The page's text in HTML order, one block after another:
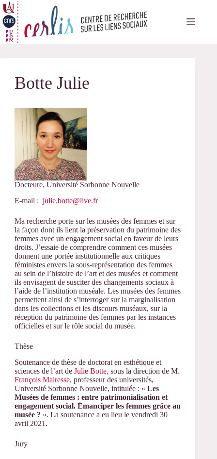
Passer
au
contenu
Botte Julie
Docteure, Université Sorbonne Nouvelle
E-mail : julie.botte@live.fr
Ma recherche porte sur les musées des femmes et sur
la façon dont ils lient la préservation du patrimoine des
femmes avec un engagement social en faveur de leurs
droits. J’essaie de comprendre comment ces musées
donnent une portée institutionnelle aux critiques
féministes envers la sous-représentation des femmes
au sein de l’histoire de l’art et des musées et comment
ils envisagent de susciter des changements sociaux à
l’aide de l’institution muséale. Les musées des femmes
permettent ainsi de s’interroger sur la marginalisation
dans les collections et les discours muséaux, sur la
réception du patrimoine des femmes par les instances
officielles et sur le rôle social du musée.
Thèse
Soutenance de thèse de doctorat en esthétique et
sciences de l’art de Julie Botte, sous la direction de M.
François Mairesse, professeur des universités,
Université Sorbonne Nouvelle, intitulée : « Les
Musées de femmes : entre patrimonialisation et
engagement social. Émanciper les femmes grâce au
musée ? ». La soutenance a eu lieu le vendredi 30
avril 2021.
Jury